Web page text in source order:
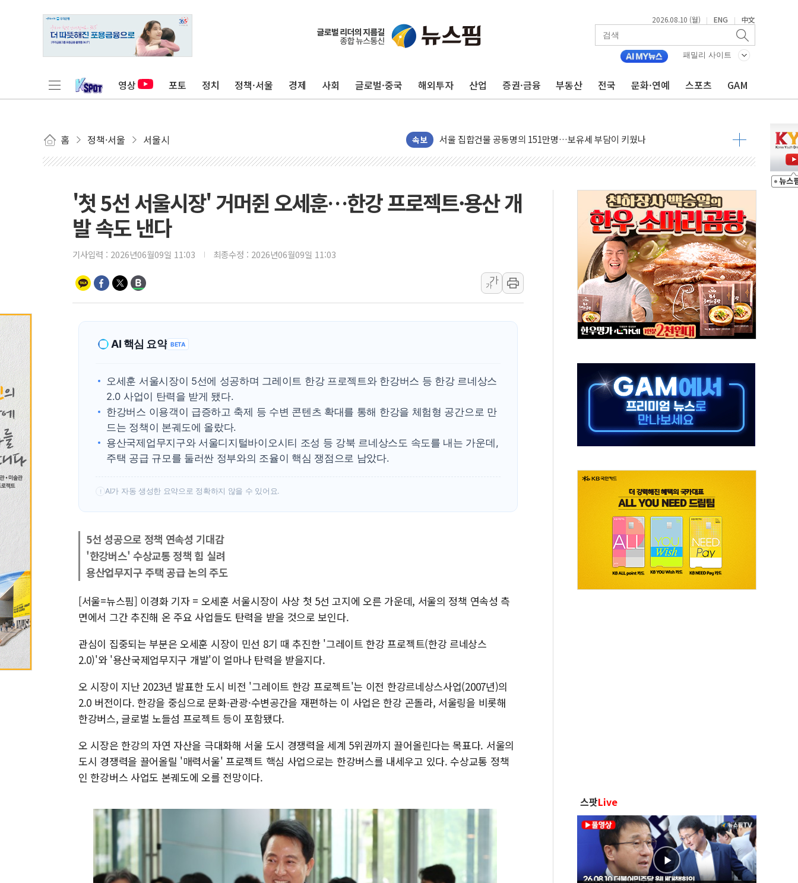
2026.08.10 (월) | ENG | 中文
패밀리 사이트
영상 포토 정치 정책·서울 경제 사회 글로벌·중국 해외투자 산업 증권·금융 부동산 전국 문화·연예 스포츠 GAM
홈 정책·서울 서울시 속보
GS건설, LS일렉트릭과 AI 데이터센터 구축 업무협약
삼진제약, 마그네슘 복합 영양제 '마그네코어' 출시
제이비피코리아, 대한적십자사 '이른둥이 지원사업'에 기부…생명의 시작 응원
온누리상품권 가맹점 14만7000곳 10월 만료...중기부, 갱신 지원 간소화
"잔금대출 비상"…수원 이어 '디에이치방배'에도 1000억원씩 푼다
셀트리온, 미취업 청년 바이오 인재 육성…'셀인' 교육 돌입
한미사이언스 온라인팜, 비강 스프레이 '콜드마스크' 공급
CJ대한통운, 14일부터 이틀간 "택배 쉽니다"
물류센터 거래 43% 감소할 때 호텔은 71%↑…선별 투자 확산
건설 외감기업 10곳 중 1곳 '한계기업'…5년 새 2배 늘어
씨티케이, 올 2분기 영업익 4억7000만원…흑자전환 성공
킵스파마, 경구 약물전달 플랫폼 '오랄로이드' PCT 국제특허 출원 완료
李대통령 '최측근' 김상호 춘추관장 사의…청와대 인사 개편 주목
폴라리스오피스, 아틀라시안 기반 국내 AX 사업 확대
은행권, 집단대출 열어도 주담대는 '잠금'…자체 제한 장기화
비츠로시스 "비츠로일렉, 인니 위성통신사에 연 30억원 공급 계약"
'첫 5선 서울시장' 거머쥔 오세훈…한강 프로젝트·용산 개
발 속도 낸다
기사입력 : 2026년06월09일 11:03 최종수정 : 2026년06월09일 11:03
가
가
AI 핵심 요약 BETA
오세훈 서울시장이 5선에 성공하며 그레이트 한강 프로젝트와 한강버스 등 한강 르네상스
2.0 사업이 탄력을 받게 됐다.
한강버스 이용객이 급증하고 축제 등 수변 콘텐츠 확대를 통해 한강을 체험형 공간으로 만
드는 정책이 본궤도에 올랐다.
용산국제업무지구와 서울디지털바이오시티 조성 등 강북 르네상스도 속도를 내는 가운데,
주택 공급 규모를 둘러싼 정부와의 조율이 핵심 쟁점으로 남았다.
! AI가 자동 생성한 요약으로 정확하지 않을 수 있어요.
5선 성공으로 정책 연속성 기대감
'한강버스' 수상교통 정책 힘 실려
용산업무지구 주택 공급 논의 주도
[서울=뉴스핌] 이경화 기자 = 오세훈 서울시장이 사상 첫 5선 고지에 오른 가운데, 서울의 정책 연속성 측
면에서 그간 추진해 온 주요 사업들도 탄력을 받을 것으로 보인다.
관심이 집중되는 부분은 오세훈 시장이 민선 8기 때 추진한 '그레이트 한강 프로젝트(한강 르네상스
2.0)'와 '용산국제업무지구 개발'이 얼마나 탄력을 받을지다.
오 시장이 지난 2023년 발표한 도시 비전 '그레이트 한강 프로젝트'는 이전 한강르네상스사업(2007년)의
2.0 버전이다. 한강을 중심으로 문화·관광·수변공간을 재편하는 이 사업은 한강 곤돌라, 서울링을 비롯해
한강버스, 글로벌 노들섬 프로젝트 등이 포함됐다.
오 시장은 한강의 자연 자산을 극대화해 서울 도시 경쟁력을 세계 5위권까지 끌어올린다는 목표다. 서울의
도시 경쟁력을 끌어올릴 '매력서울' 프로젝트 핵심 사업으로는 한강버스를 내세우고 있다. 수상교통 정책
인 한강버스 사업도 본궤도에 오를 전망이다.
스팟Live